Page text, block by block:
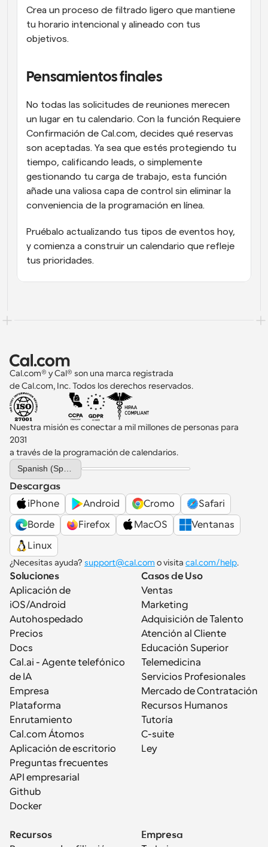
Crea un proceso de filtrado ligero que mantiene
tu horario intencional y alineado con tus
objetivos.
Pensamientos finales
No todas las solicitudes de reuniones merecen
un lugar en tu calendario. Con la función Requiere
Confirmación de Cal.com, decides qué reservas
son aceptadas. Ya sea que estés protegiendo tu
tiempo, calificando leads, o simplemente
gestionando tu carga de trabajo, esta función
añade una valiosa capa de control sin eliminar la
conveniencia de la programación en línea.
Pruébalo actualizando tus tipos de eventos hoy,
y comienza a construir un calendario que refleje
tus prioridades.
Cal.com® y Cal® son una marca registrada
de Cal.com, Inc. Todos los derechos reservados.
Nuestra misión es conectar a mil millones de personas para
2031
a través de la programación de calendarios.
Select Language
Spanish (Spain)
Descargas
iPhone
Android Cromo
Safari
Borde
Firefox MacOS
Ventanas
Linux
¿Necesitas ayuda? support@cal.com o visita cal.com/help.
Soluciones
Aplicación de
iOS/Android
Autohospedado
Precios
Docs
Cal.ai - Agente telefónico
de IA
Empresa
Plataforma
Enrutamiento
Cal.com Átomos
Aplicación de escritorio
Preguntas frecuentes
API empresarial
Github
Docker
Casos de Uso
Ventas
Marketing
Adquisición de Talento
Atención al Cliente
Educación Superior
Telemedicina
Servicios Profesionales
Mercado de Contratación
Recursos Humanos
Tutoría
C-suite
Ley
Recursos
Empresa